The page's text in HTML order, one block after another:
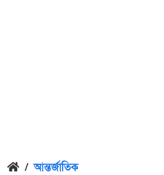
/ আন্তর্জাতিক